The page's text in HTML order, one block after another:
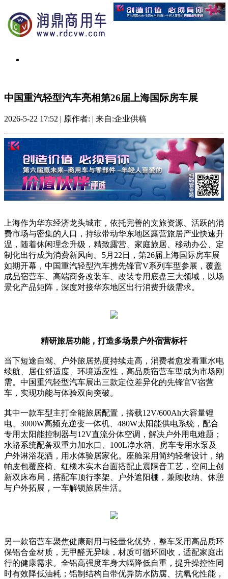
中国重汽轻型汽车亮相第26届上海国际房车展
2026-5-22 17:52 | 原作者: | 来自:企业供稿
上海作为华东经济龙头城市，依托完善的文旅资源、活跃的消
费市场与密集的人口，持续带动华东地区露营旅居产业快速升
温，随着休闲理念升级，精致露营、家庭旅居、移动办公、定
制化出行成为消费新风向。5月22日，第26届上海国际房车展
如期开幕，中国重汽轻型汽车携先锋官V系列车型参展，覆盖
成品宿营车、高端商务改装车、改装专用底盘三大领域，以场
景化产品矩阵，深度对接华东地区出行消费升级需求。
精研旅居功能，打造多场景户外宿营标杆
当下短途自驾、户外旅居热度持续走高，消费者愈发看重水电
续航、居住舒适度、环境适应性，高品质宿营车型成为市场刚
需。中国重汽轻型汽车展出三款定位差异化的先锋官V宿营
车，实现功能与体验双向突破。
其中一款车型主打全能旅居配置，搭载12V/600Ah大容量锂
电、3000W高频充逆变一体机、480W太阳能供电系统，配合
专用太阳能控制器与12V直流分体空调，解决户外用电难题；
水路系统配备双重力加水口、100L净水箱、房车专用水泵及
户外淋浴花洒，用水体验居家化。座舱采用简约轻奢设计，纳
帕皮包覆座椅、红橡木实木台面搭配止震隔音工艺，空间上创
新双床布局，搭配车顶行李架、户外遮阳棚，兼顾收纳、休憩
与户外拓展，一车解锁旅居生活。
另一款宿营车聚焦健康耐用与轻量化优势，整车采用高品质环
保铝合金材质，无甲醛无异味，材质可循环回收，适配家庭出
行的健康需求。全铝高强度车身大幅降低自重，提升操控性同
时有效降低油耗；铝制结构自带优异防水防腐、抗氧化性能，